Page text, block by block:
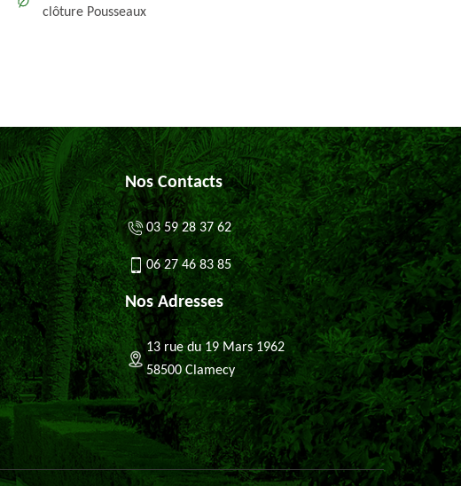
clôture Pousseaux
Nos Contacts
03 59 28 37 62
06 27 46 83 85
Nos Adresses
13 rue du 19 Mars 1962
58500 Clamecy